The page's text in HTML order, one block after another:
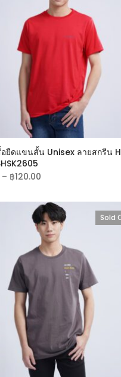
ยืดแขนสั้น Unisex ลายสกรีน
– ฿120.00
Sold
Lost Password?
Recover
New Customer?
Create